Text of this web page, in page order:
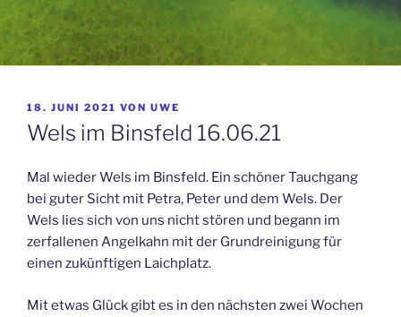
VERÖFFENTLICHT
AM
18. JUNI 2021 VON UWE
Wels im Binsfeld 16.06.21
Mal wieder Wels im Binsfeld. Ein schöner Tauchgang
bei guter Sicht mit Petra, Peter und dem Wels. Der
Wels lies sich von uns nicht stören und begann im
zerfallenen Angelkahn mit der Grundreinigung für
einen zukünftigen Laichplatz.
Mit etwas Glück gibt es in den nächsten zwei Wochen